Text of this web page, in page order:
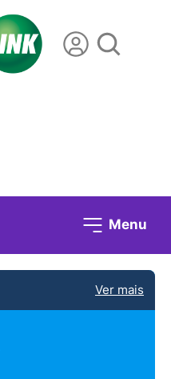
Menu
Ver mais